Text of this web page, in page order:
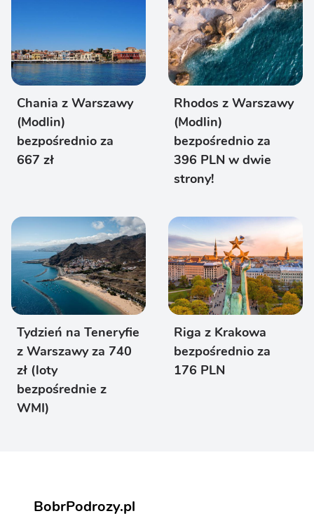
Chania z Warszawy
(Modlin)
bezpośrednio za
667 zł
Rhodos z Warszawy
(Modlin)
bezpośrednio za
396 PLN w dwie
strony!
Tydzień na Teneryfie
z Warszawy za 740
zł (loty
bezpośrednie z
WMI)
Riga z Krakowa
bezpośrednio za
176 PLN
BobrPodrozy.pl